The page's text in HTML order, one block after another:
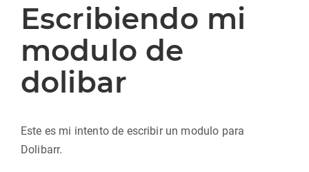
en
Escribiendo mi
modulo de
dolibar
Este es mi intento de escribir un modulo para
Dolibarr.